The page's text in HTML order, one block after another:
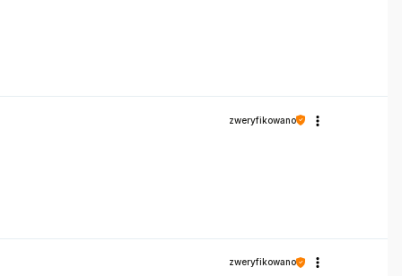
zweryfikowano
zweryfikowano